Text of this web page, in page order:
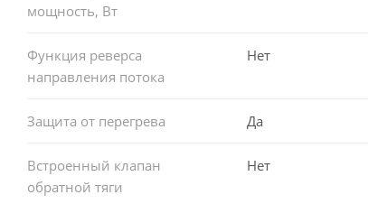
мощность, Вт
Функция реверса
направления потока
Нет
Защита от перегрева Да
Встроенный клапан
обратной тяги
Нет